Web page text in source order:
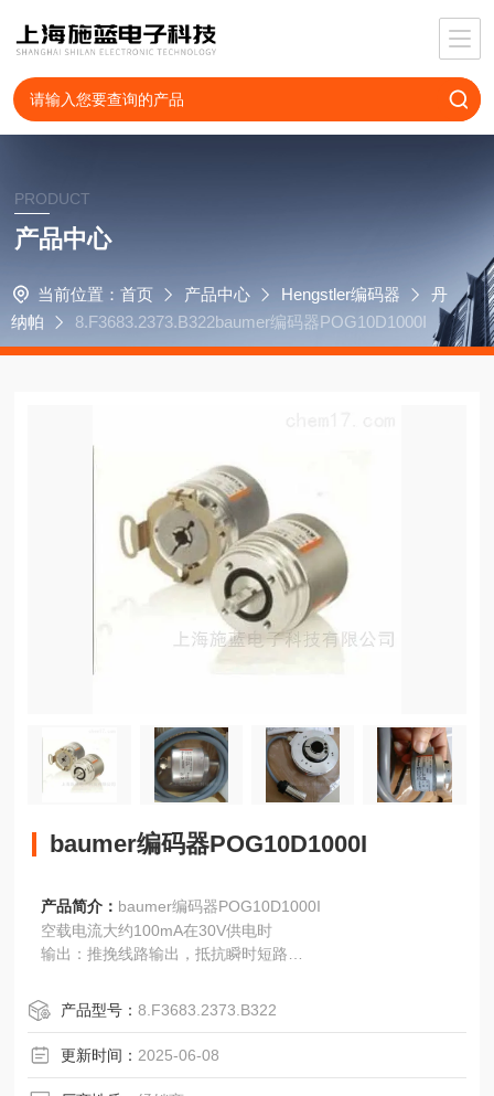
PRODUCT
产品中心
当前位置： 首页 产品中心 Hengstler编码器
丹
纳帕
8.F3683.2373.B322baumer编码器POG10D1000I
baumer编码器POG10D1000I
产品简介： baumer编码器POG10D1000I
空载电流大约100mA在30V供电时
输出：推挽线路输出，抵抗瞬时短路
特殊输出：5V到RS422
频率范围:0到100kHz(150kHz)
负载能力：每路输出50mA
内阻：每路输出50Ω
产品型号：8.F3683.2373.B322
更新时间： 2025-06-08